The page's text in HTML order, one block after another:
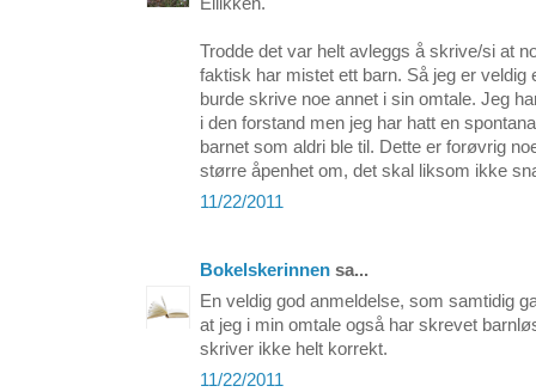
Ellikken.
Trodde det var helt avleggs å skrive/si at
faktisk har mistet ett barn. Så jeg er veldig
burde skrive noe annet i sin omtale. Jeg
i den forstand men jeg har hatt en
barnet som aldri ble til. Dette er forøvrig
større åpenhet om, det skal liksom ikke
11/22/2011
Bokelskerinnen sa...
En veldig god anmeldelse, som samtidig
at jeg i min omtale også har skrevet
skriver ikke helt korrekt.
11/22/2011